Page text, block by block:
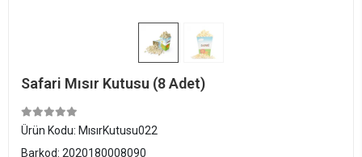
Safari Mısır Kutusu (8 Adet)
Ürün Kodu: MısırKutusu022
Barkod: 2020180008090